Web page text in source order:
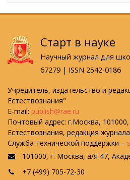
Старт в науке
Научный журнал для
67279 | ISSN 2542-0186
Учредитель, издательство и
Естествознания"
E-mail: publish@rae.ru
Почтовый адрес: г.Москва,
Естествознания, редакция
Служба технической поддержки –
101000, г. Москва, а/я 47,
+7 (499) 705-72-30